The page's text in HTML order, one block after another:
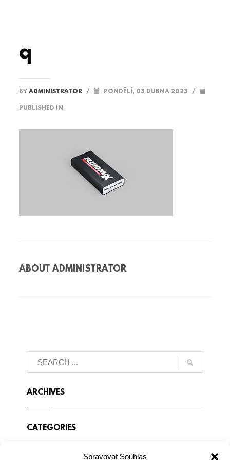
Spravovat Souhlas
q
BYADMINISTRATOR / PONDĚLÍ, 03 DUBNA 2023 /
PUBLISHED IN
ABOUTADMINISTRATOR
ARCHIVES
CATEGORIES